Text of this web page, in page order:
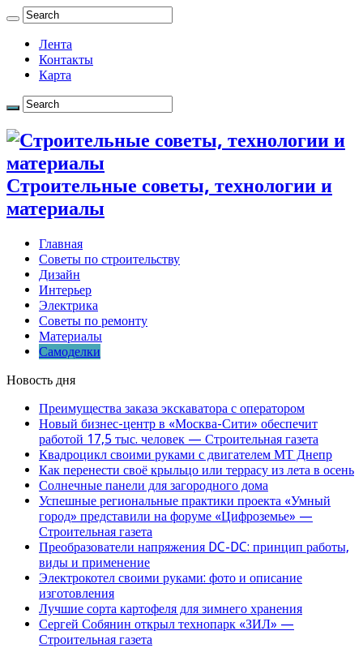
Лента
Контакты
Карта
Строительные советы, технологии и
материалы
Главная
Советы по строительству
Дизайн
Интерьер
Электрика
Советы по ремонту
Материалы
Самоделки
Новость дня
Преимущества заказа экскаватора с оператором
Новый бизнес-центр в «Москва-Сити» обеспечит
работой 17,5 тыс. человек — Строительная газета
Квадроцикл своими руками с двигателем МТ Днепр
Как перенести своё крыльцо или террасу из лета в осень
Солнечные панели для загородного дома
Успешные региональные практики проекта «Умный
город» представили на форуме «Цифроземье» —
Строительная газета
Преобразователи напряжения DC-DC: принцип работы,
виды и применение
Электрокотел своими руками: фото и описание
изготовления
Лучшие сорта картофеля для зимнего хранения
Сергей Собянин открыл технопарк «ЗИЛ» —
Строительная газета